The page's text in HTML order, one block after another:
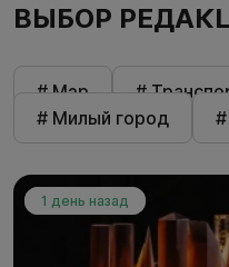
ВЫБОР
# Мэр #
# Милый город
1 день назад